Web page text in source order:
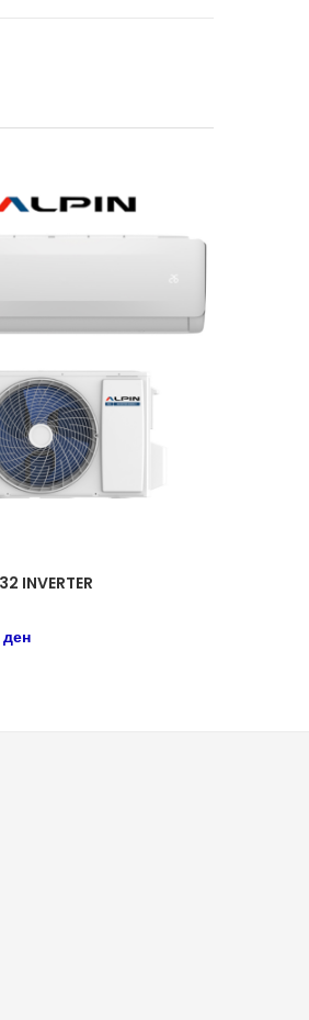
INVERTER
ден